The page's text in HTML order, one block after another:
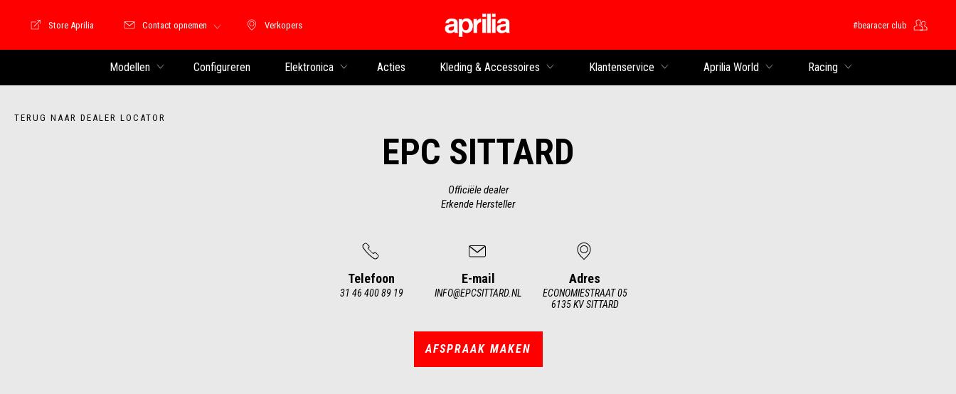
Verkopers
Verkopers
Store Motoguzzi
Store Aprilia Contact opnemen #bearacer club
Modellen Configureren Elektronica Acties Kleding & Accessoires Klantenservice Aprilia World Racing
TERUG NAAR DEALER LOCATOR
EPC SITTARD
Officiële dealer
Erkende Hersteller
Telefoon
31 46 400 89 19
E-mail
INFO@EPCSITTARD.NL
Adres
ECONOMIESTRAAT 05
6135 KV SITTARD
AFSPRAAK MAKEN